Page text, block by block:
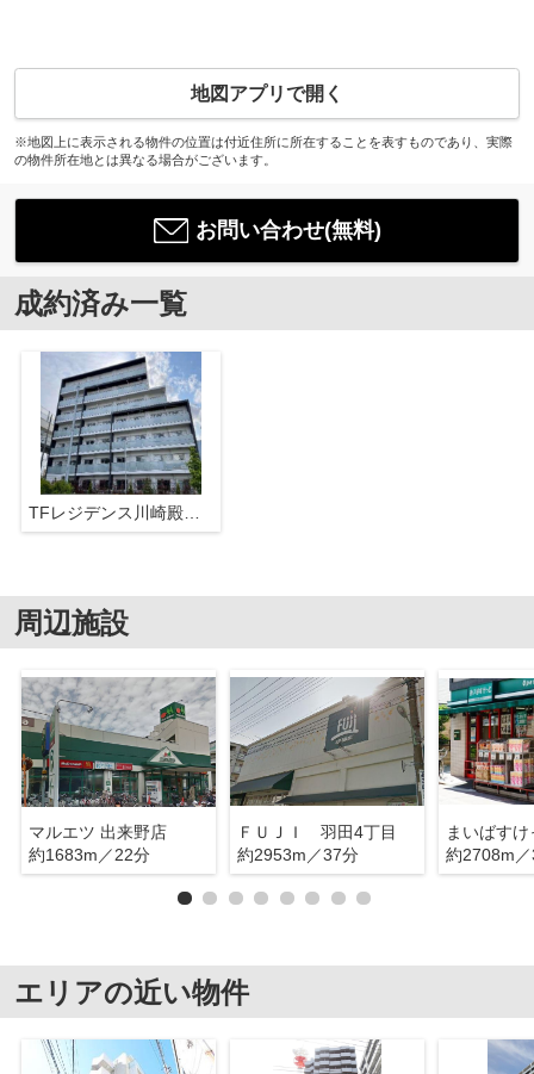
地図アプリで開く
※地図上に表示される物件の位置は付近住所に所在することを表すものであり、実際
の物件所在地とは異なる場合がございます。
お問い合わせ(無料)
成約済み一覧
TFレジデンス川崎殿町EAST
周辺施設
マルエツ 出来野店
約1683m／22分
ＦＵＪＩ 羽田4丁目
約2953m／37分
約2708m
エリアの近い物件